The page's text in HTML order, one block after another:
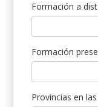
Formación a
Formación
Provincias en